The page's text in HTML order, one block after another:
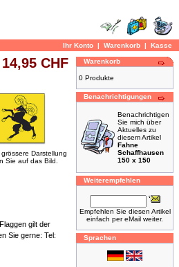
Ihr Konto | Warenkorb | Kasse
CHF
Darstellung
Sie auf das Bild.
gilt der
Sie gerne: Tel:
Warenkorb
0 Produkte
Benachrichtigungen
Benachrichtigen
Sie mich über
Aktuelles zu
diesem Artikel
Fahne
Schaffhausen
150 x 150
Weiterempfehlen
Empfehlen Sie diesen Artikel
einfach per eMail weiter.
Sprachen